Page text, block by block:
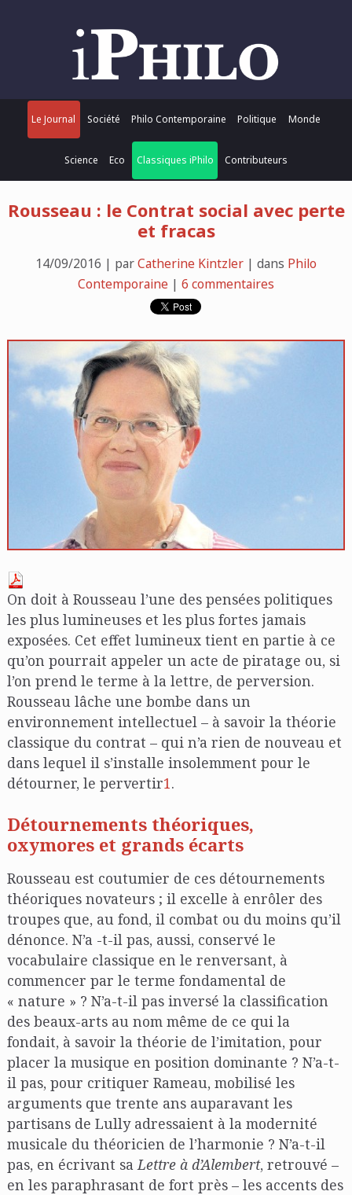
Le Journal Société Philo Contemporaine Politique Monde
Science Eco Classiques iPhilo Contributeurs
Rousseau : le Contrat social avec perte
et fracas
14/09/2016 | parCatherine Kintzler | dans Philo
Contemporaine | 6 commentaires
On doit à Rousseau l’une des pensées politiques
les plus lumineuses et les plus fortes jamais
exposées. Cet effet lumineux tient en partie à ce
qu’on pourrait appeler un acte de piratage ou, si
l’on prend le terme à la lettre, de perversion.
Rousseau lâche une bombe dans un
environnement intellectuel – à savoir la théorie
classique du contrat – qui n’a rien de nouveau et
dans lequel il s’installe insolemment pour le
détourner, le pervertir1 .
Détournements théoriques,
oxymores et grands écarts
Rousseau est coutumier de ces détournements
théoriques novateurs ; il excelle à enrôler des
troupes que, au fond, il combat ou du moins qu’il
dénonce. N’a -t-il pas, aussi, conservé le
vocabulaire classique en le renversant, à
commencer par le terme fondamental de
« nature » ? N’a-t-il pas inversé la classification
des beaux-arts au nom même de ce qui la
fondait, à savoir la théorie de l’imitation, pour
placer la musique en position dominante ? N’a-t-
il pas, pour critiquer Rameau, mobilisé les
arguments que trente ans auparavant les
partisans de Lully adressaient à la modernité
musicale du théoricien de l’harmonie ? N’a-t-il
pas, en écrivant sa Lettre à d’Alembert, retrouvé –
en les paraphrasant de fort près – les accents des